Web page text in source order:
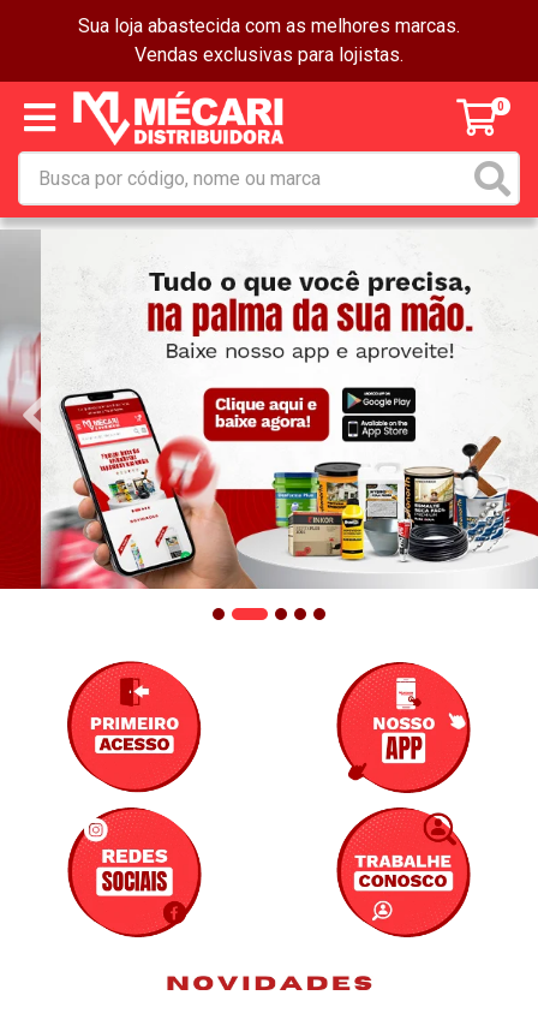
Sua loja abastecida com as melhores marcas.
Vendas exclusivas para lojistas.
0